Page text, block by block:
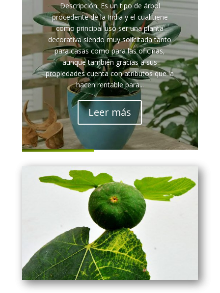
Descripción: Es un tipo de árbol
procedente de la India y el cual tiene
como principal uso ser una planta
decorativa siendo muy solicitada tanto
para casas como para las oficinas,
aunque también gracias a sus
propiedades cuenta con atributos que la
hacen rentable para...
Leer más